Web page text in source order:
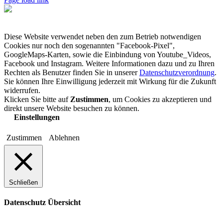
Diese Website verwendet neben den zum Betrieb notwendigen
Cookies nur noch den sogenannten "Facebook-Pixel",
GoogleMaps-Karten, sowie die Einbindung von Youtube_Videos,
Facebook und Instagram. Weitere Informationen dazu und zu Ihren
Rechten als Benutzer finden Sie in unsererDatenschutzverordnung.
Sie können Ihre Einwilligung jederzeit mit Wirkung für die Zukunft
widerrufen.
Klicken Sie bitte auf Zustimmen, um Cookies zu akzeptieren und
direkt unsere Website besuchen zu können.
Einstellungen
Zustimmen Ablehnen
Schließen
Datenschutz Übersicht